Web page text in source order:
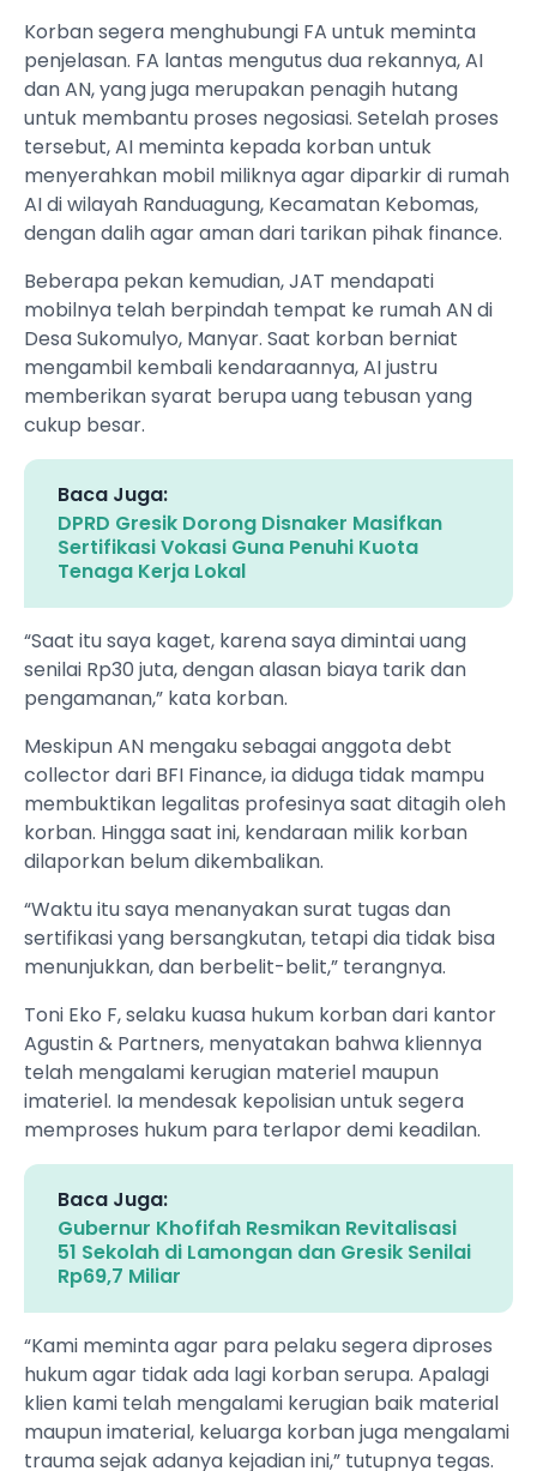
​Korban segera menghubungi FA untuk meminta
penjelasan. FA lantas mengutus dua rekannya, AI
dan AN, yang juga merupakan penagih hutang
untuk membantu proses negosiasi. Setelah proses
tersebut, AI meminta kepada korban untuk
menyerahkan mobil miliknya agar diparkir di rumah
AI di wilayah Randuagung, Kecamatan Kebomas,
dengan dalih agar aman dari tarikan pihak finance.
​Beberapa pekan kemudian, JAT mendapati
mobilnya telah berpindah tempat ke rumah AN di
Desa Sukomulyo, Manyar. Saat korban berniat
mengambil kembali kendaraannya, AI justru
memberikan syarat berupa uang tebusan yang
cukup besar.
Baca Juga:
DPRD Gresik Dorong Disnaker Masifkan
Sertifikasi Vokasi Guna Penuhi Kuota
Tenaga Kerja Lokal
​“Saat itu saya kaget, karena saya dimintai uang
senilai Rp30 juta, dengan alasan biaya tarik dan
pengamanan,” kata korban.
​Meskipun AN mengaku sebagai anggota debt
collector dari BFI Finance, ia diduga tidak mampu
membuktikan legalitas profesinya saat ditagih oleh
korban. Hingga saat ini, kendaraan milik korban
dilaporkan belum dikembalikan.
​“Waktu itu saya menanyakan surat tugas dan
sertifikasi yang bersangkutan, tetapi dia tidak bisa
menunjukkan, dan berbelit-belit,” terangnya.
​Toni Eko F, selaku kuasa hukum korban dari kantor
Agustin & Partners, menyatakan bahwa kliennya
telah mengalami kerugian materiel maupun
imateriel. Ia mendesak kepolisian untuk segera
memproses hukum para terlapor demi keadilan.
Baca Juga:
Gubernur Khofifah Resmikan Revitalisasi
51 Sekolah di Lamongan dan Gresik Senilai
Rp69,7 Miliar
​“Kami meminta agar para pelaku segera diproses
hukum agar tidak ada lagi korban serupa. Apalagi
klien kami telah mengalami kerugian baik material
maupun imaterial, keluarga korban juga mengalami
trauma sejak adanya kejadian ini,” tutupnya tegas.